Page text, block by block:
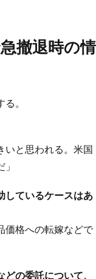
。
いと思われる。米国
ているケースはあ
価格への転嫁などで
の委託について、